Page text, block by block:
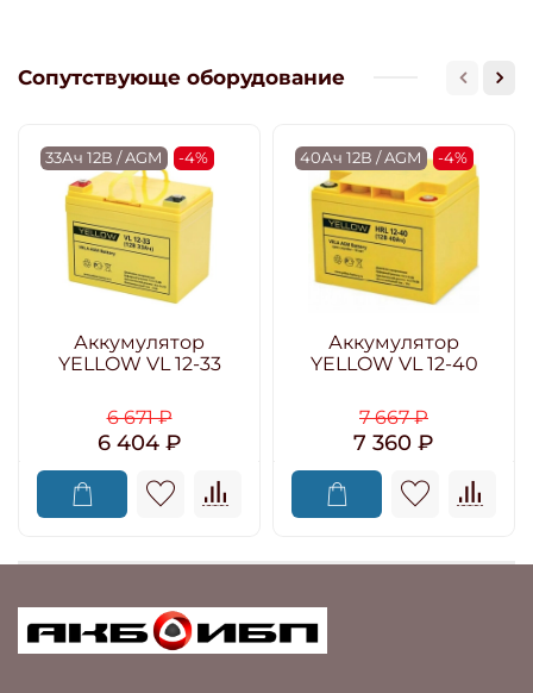
Сопутствующе оборудование
33Ач 12В / AGM -4%
Аккумулятор
YELLOW VL 12-33
6 671 ₽
6 404 ₽
40Ач 12В / AGM -4%
Аккумулятор
YELLOW VL 12-40
7 667 ₽
7 360 ₽